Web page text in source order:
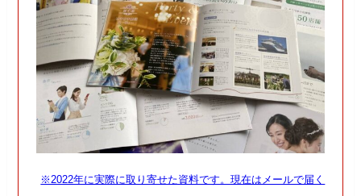
※2022年に実際に取り寄せた資料です。現在はメールで届く